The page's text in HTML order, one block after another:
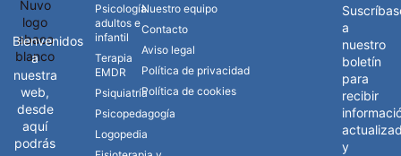
Bienvenidos
a
nuestra
web,
desde
aquí
podrás
Psicología
adultos e
infantil
Terapia
EMDR
Psiquiatría
Psicopedagogía
Logopedia
Nuestro equipo
Contacto
Aviso legal
Política de privacidad
Política de cookies
a
nuestro
boletín
para
recibir
y